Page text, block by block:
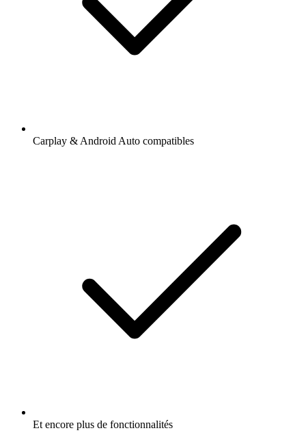
Carplay & Android Auto compatibles
Et encore plus de fonctionnalités